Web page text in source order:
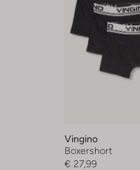
Vingino
Boxershort
€ 27,99